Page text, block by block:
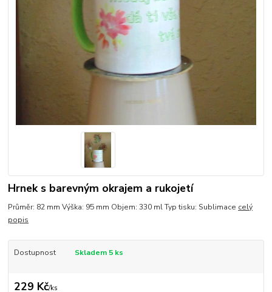
Hrnek s barevným okrajem a rukojetí
Průměr: 82 mm Výška: 95 mm Objem: 330 ml Typ tisku: Sublimace celý
popis
Dostupnost Skladem 5 ks
229 Kč/ks